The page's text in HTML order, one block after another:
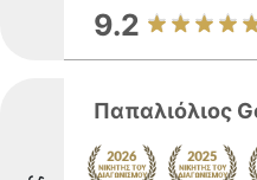
9.2
Παπαλιόλιος